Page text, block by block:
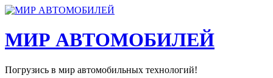
Перейти
содержимому
МИР АВТОМОБИЛЕЙ
Погрузись в мир автомобильных технологий!